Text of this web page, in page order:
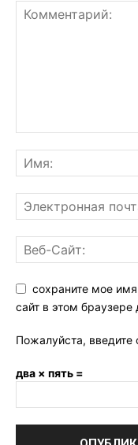
сохраните мое
сайт в этом
Пожалуйста, введите
два × пять =